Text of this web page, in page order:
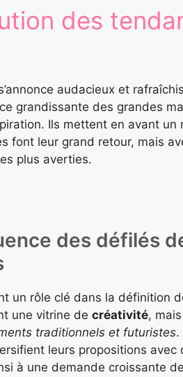
des
audacieux et
grandissante des grandes
Ils mettent en avant
font leur grand retour, mais
plus averties.
des défilés
un rôle clé dans la définition
une vitrine de créativité,
traditionnels et futuristes.
leurs propositions avec
à une demande croissante